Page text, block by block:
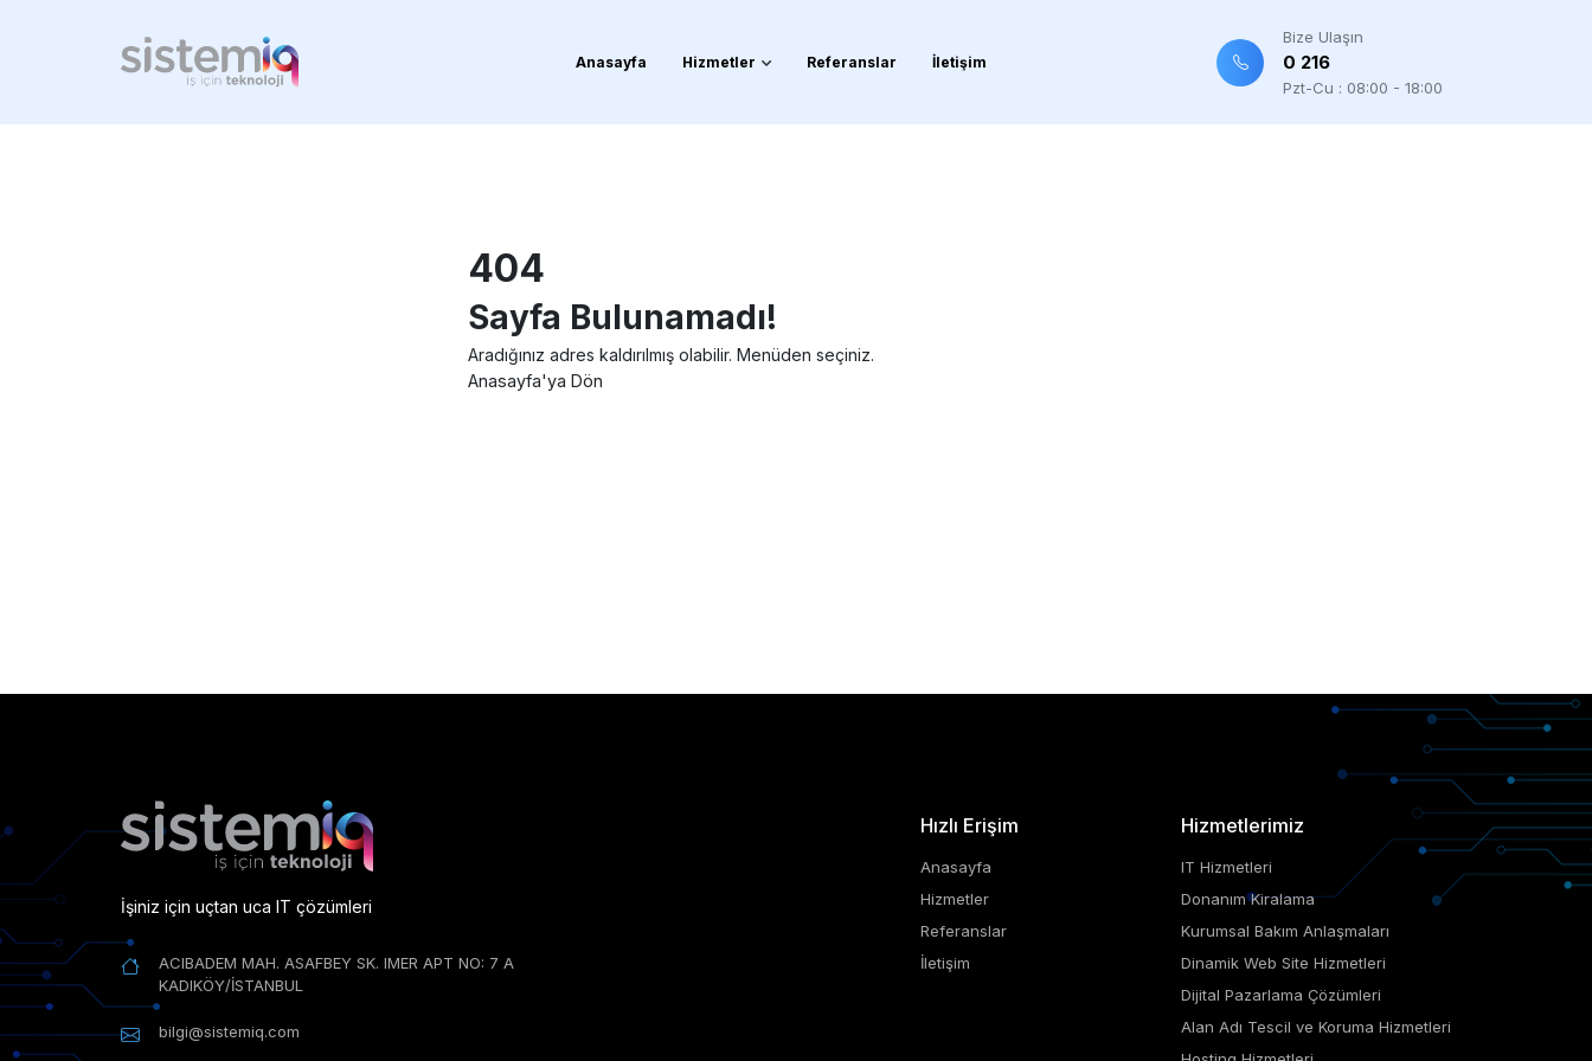
Anasayfa Hizmetler Referanslar İletişim
Bize Ulaşın
0 216
Pzt-Cu : 08:00 - 18:00
404
Sayfa Bulunamadı!
Aradığınız adres kaldırılmış olabilir. Menüden seçiniz.
Anasayfa'ya Dön
İşiniz için uçtan uca IT çözümleri
ACIBADEM MAH. ASAFBEY SK. IMER APT NO: 7 A
KADIKÖY/İSTANBUL
bilgi@sistemiq.com
Hızlı Erişim
Anasayfa
Hizmetler
Referanslar
İletişim
Hizmetlerimiz
IT Hizmetleri
Donanım Kiralama
Kurumsal Bakım Anlaşmaları
Dinamik Web Site Hizmetleri
Dijital Pazarlama Çözümleri
Alan Adı Tescil ve Koruma Hizmetleri